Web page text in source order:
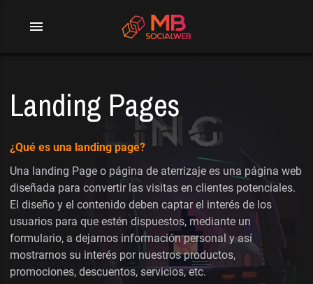
menu
Landing Pages
¿Qué es una landing page?
Una landing Page o página de aterrizaje es una página web
diseñada para convertir las visitas en clientes potenciales.
El diseño y el contenido deben captar el interés de los
usuarios para que estén dispuestos, mediante un
formulario, a dejarnos información personal y así
mostrarnos su interés por nuestros productos,
promociones, descuentos, servicios, etc.